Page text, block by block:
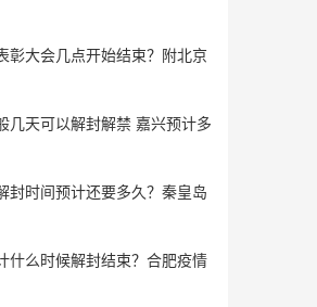
彰大会几点开始结束？附北京
几天可以解封解禁 嘉兴预计多
封时间预计还要多久？秦皇岛
什么时候解封结束？合肥疫情